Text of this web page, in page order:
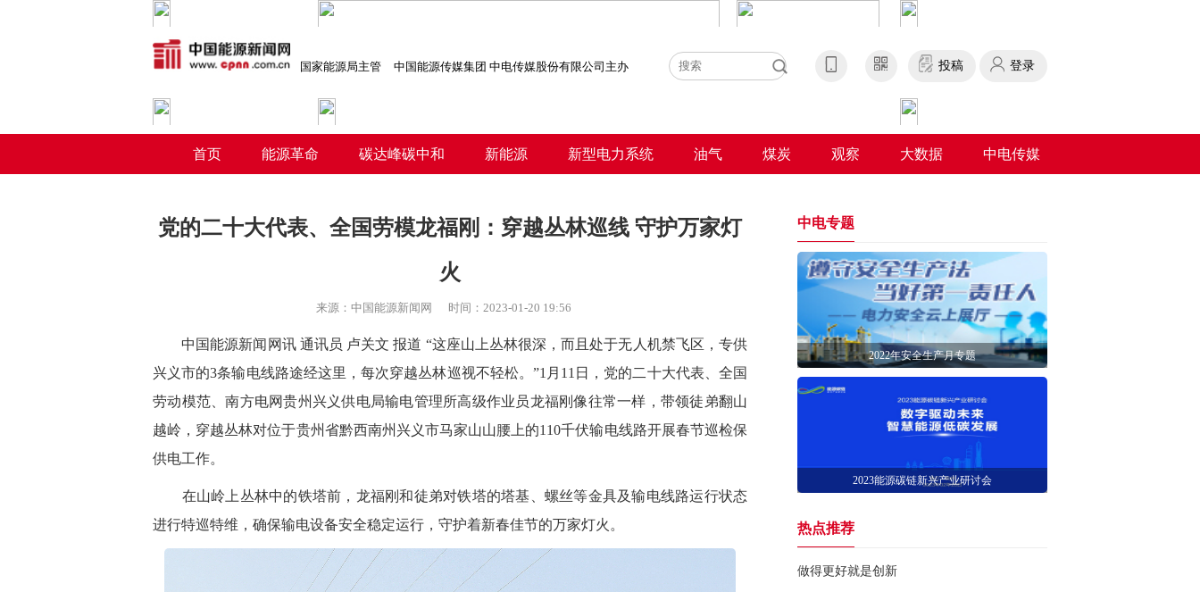
国家能源局主管 中国能源传媒集团 中电传媒股份有限公司主办 投稿 登录
首页 能源革命 碳达峰碳中和 新能源 新型电力系统 油气 煤炭 观察 大数据 中电传媒
党的二十大代表、全国劳模龙福刚：穿越丛林巡线 守护万家灯
火
来源： 中国能源新闻网 时间： 2023-01-20 19:56
中国能源新闻网讯 通讯员 卢关文报道 “这座山上丛林很深，而且处于无人机禁飞区，专供
兴义市的3条输电线路途经这里，每次穿越丛林巡视不轻松。”1月11日，党的二十大代表、全国
劳动模范、南方电网贵州兴义供电局输电管理所高级作业员龙福刚像往常一样，带领徒弟翻山
越岭，穿越丛林对位于贵州省黔西南州兴义市马家山山腰上的110千伏输电线路开展春节巡检保
供电工作。
在山岭上丛林中的铁塔前，龙福刚和徒弟对铁塔的塔基、螺丝等金具及输电线路运行状态
进行特巡特维，确保输电设备安全稳定运行，守护着新春佳节的万家灯火。
中电专题
2022年安全生产月专题
2023能源碳链新兴产业研讨会
热点推荐
做得更好就是创新